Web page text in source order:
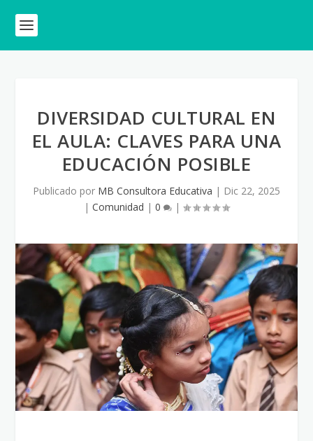
DIVERSIDAD CULTURAL EN
EL AULA: CLAVES PARA UNA
EDUCACIÓN POSIBLE
Publicado por MB Consultora Educativa | Dic 22, 2025
| Comunidad | 0 |